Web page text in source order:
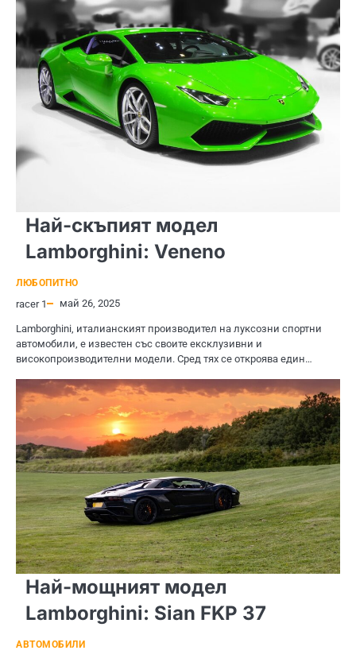
Най-скъпият модел
Lamborghini: Veneno
ЛЮБОПИТНО
racer 1 май 26, 2025
Lamborghini, италианският производител на луксозни спортни
автомобили, е известен със своите ексклузивни и
високопроизводителни модели. Сред тях се откроява един…
Най-мощният модел
Lamborghini: Sian FKP 37
АВТОМОБИЛИ